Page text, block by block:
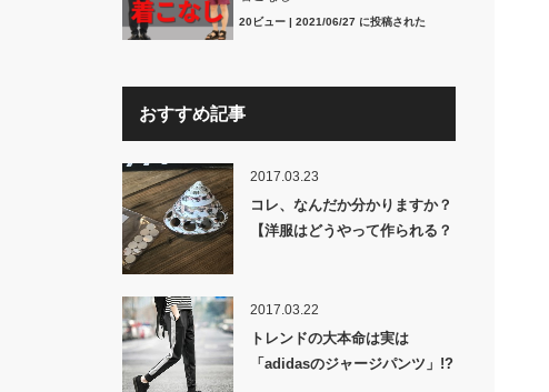
20ビュー| 2021/06/27 に投稿された
おすすめ記事
2017.03.23
コレ、なんだか分かりますか？
【洋服はどうやって作られる？
2017.03.22
トレンドの大本命は実は
「adidasのジャージパンツ」!?